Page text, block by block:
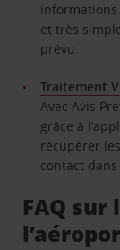
informations
et très
prévu.
Traitement
Avec Avis
grâce à
récupérer
contact
FAQ